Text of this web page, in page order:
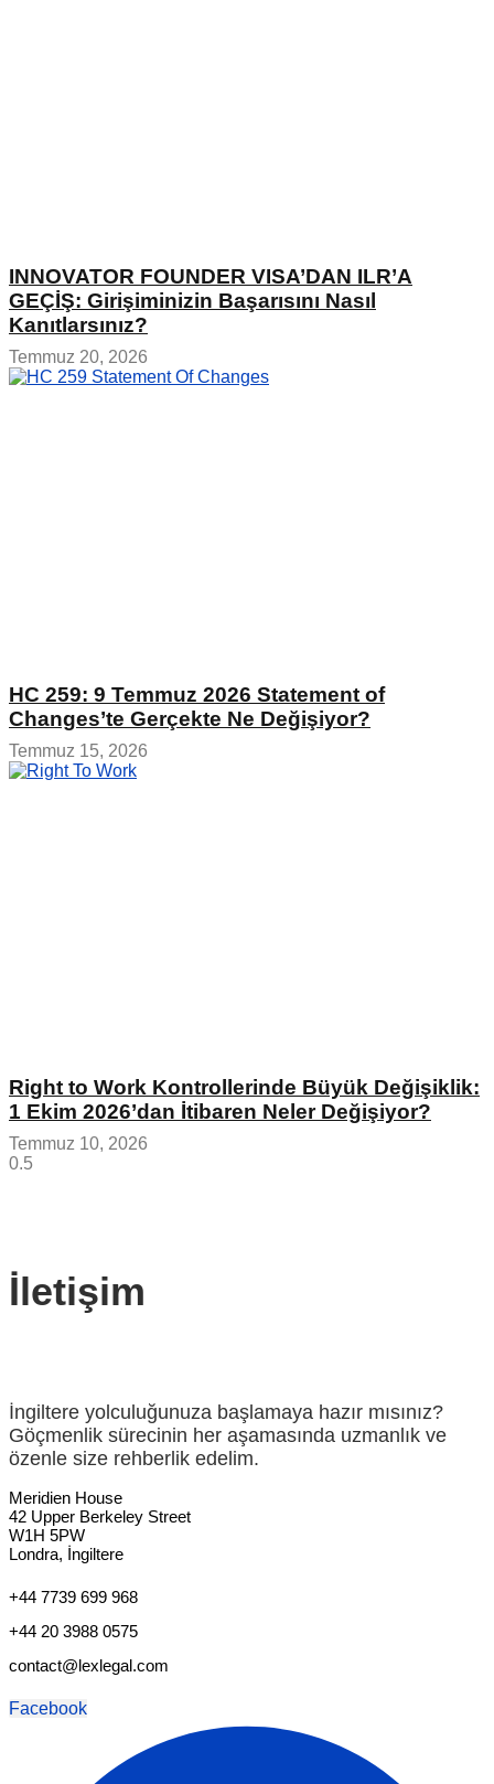
INNOVATOR FOUNDER VISA’DAN ILR’A
GEÇİŞ: Girişiminizin Başarısını Nasıl
Kanıtlarsınız?
Temmuz 20, 2026
HC 259: 9 Temmuz 2026 Statement of
Changes’te Gerçekte Ne Değişiyor?
Temmuz 15, 2026
Right to Work Kontrollerinde Büyük Değişiklik:
1 Ekim 2026’dan İtibaren Neler Değişiyor?
Temmuz 10, 2026
İletişim
İngiltere yolculuğunuza başlamaya hazır mısınız?
Göçmenlik sürecinin her aşamasında uzmanlık ve
özenle size rehberlik edelim.
Meridien House
42 Upper Berkeley Street
W1H 5PW
Londra, İngiltere
+44 7739 699 968
+44 20 3988 0575
contact@lexlegal.com
Facebook